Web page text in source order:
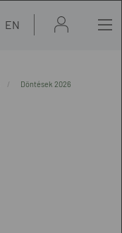
EN
Döntések 2026